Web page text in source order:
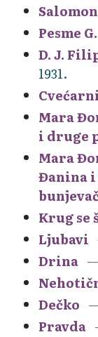
Pesme
D. J.
1931.
Mara
i druge
Mara
Đanina
Krug se
Ljubavi
Drina
Dečko
Pravda